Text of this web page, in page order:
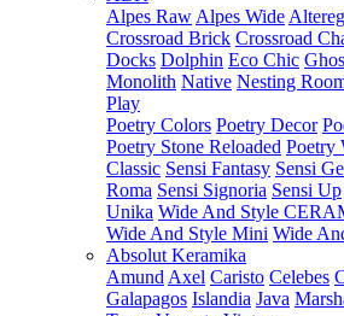
Alpes Raw Alpes Wide
Crossroad Brick Crossroad
Docks Dolphin Eco Chic
Monolith Native Nesting
Play
Poetry Colors Poetry Decor
Poetry Stone Reloaded Poetry
Classic Sensi Fantasy Sensi
Roma Sensi Signoria Sensi Up
Unika Wide And Style
Wide And Style Mini Wide
Absolut Keramika
Amund Axel Caristo Celebes
Galapagos Islandia Java